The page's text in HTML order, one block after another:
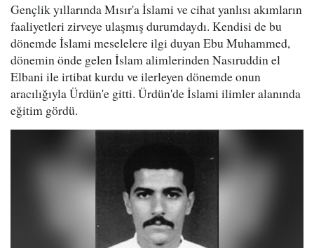
Gençlik yıllarında Mısır'a İslami ve cihat yanlısı akımların
faaliyetleri zirveye ulaşmış durumdaydı. Kendisi de bu
dönemde İslami meselelere ilgi duyan Ebu Muhammed,
dönemin önde gelen İslam alimlerinden Nasıruddin el
Elbani ile irtibat kurdu ve ilerleyen dönemde onun
aracılığıyla Ürdün'e gitti. Ürdün'de İslami ilimler alanında
eğitim gördü.